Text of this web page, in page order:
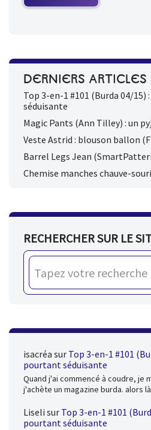
DERNIERS ARTICLES
Top 3-en-1 #101 (Burda 04/
séduisante
Magic Pants (Ann Tilley) : un
Veste Astrid : blouson ballon
Barrel Legs Jean
Chemise manches chauve-
RECHERCHER SUR LE
isacréa sur Top 3-en-1 #101
pourtant séduisante
Quand j'ai commencé à coudre, je
j'achète un magazine burda. alors
Liseli sur Top 3-en-1 #101
pourtant séduisante